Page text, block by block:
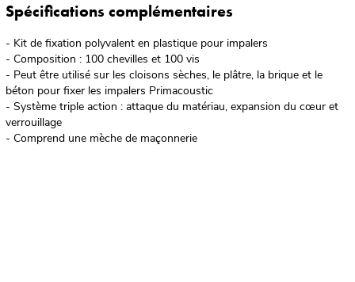
Spécifications complémentaires
- Kit de fixation polyvalent en plastique pour impalers
- Composition : 100 chevilles et 100 vis
- Peut être utilisé sur les cloisons sèches, le plâtre, la brique et le
béton pour fixer les impalers Primacoustic
- Système triple action : attaque du matériau, expansion du cœur et
verrouillage
- Comprend une mèche de maçonnerie